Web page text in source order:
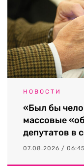
НОВОСТИ
«Был бы
массовые
депутатов в
07.08.2026 / 06:45